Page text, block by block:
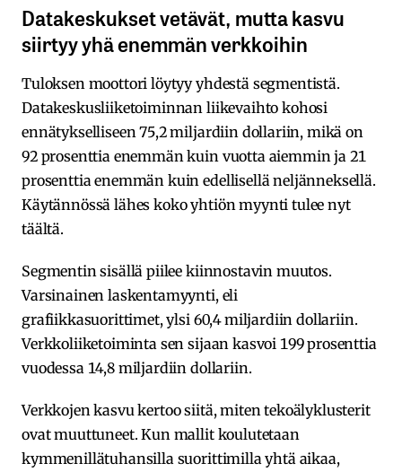
Datakeskukset vetävät, mutta kasvu
siirtyy yhä enemmän verkkoihin
Tuloksen moottori löytyy yhdestä segmentistä.
Datakeskusliiketoiminnan liikevaihto kohosi
ennätykselliseen 75,2 miljardiin dollariin, mikä on
92 prosenttia enemmän kuin vuotta aiemmin ja 21
prosenttia enemmän kuin edellisellä neljänneksellä.
Käytännössä lähes koko yhtiön myynti tulee nyt
täältä.
Segmentin sisällä piilee kiinnostavin muutos.
Varsinainen laskentamyynti, eli
grafiikkasuorittimet, ylsi 60,4 miljardiin dollariin.
Verkkoliiketoiminta sen sijaan kasvoi 199 prosenttia
vuodessa 14,8 miljardiin dollariin.
Verkkojen kasvu kertoo siitä, miten tekoälyklusterit
ovat muuttuneet. Kun mallit koulutetaan
kymmenillätuhansilla suorittimilla yhtä aikaa,